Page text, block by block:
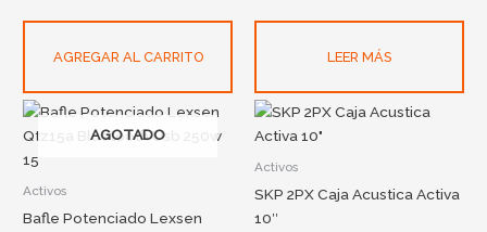
AGREGAR AL CARRITO LEER MÁS
AGOTADO
Activos
Bafle Potenciado Lexsen
Activos
SKP 2PX Caja Acustica Activa
10″